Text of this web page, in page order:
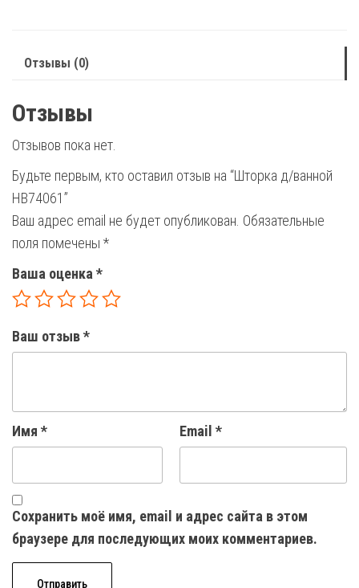
Отзывы (0)
Отзывы
Отзывов пока нет.
Будьте первым, кто оставил отзыв на “Шторка д/ванной
HB74061”
Ваш адрес email не будет опубликован. Обязательные
поля помечены *
Ваша оценка*
Ваш отзыв*
Имя * Email *
Сохранить моё имя, email и адрес сайта в этом
браузере для последующих моих комментариев.